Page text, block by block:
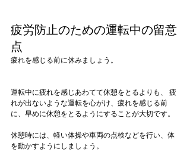
疲労防止のための運転中の留意
点
疲れを感じる前に休みましょう。
運転中に疲れを感じあわてて休憩をとるよりも、 疲
れが出ないような運転を心がけ、疲れを感じる前
に、早めに休憩をとるようにすることが大切です。
休憩時には、軽い体操や車両の点検などを行い、体
を動かすようにしましょう。